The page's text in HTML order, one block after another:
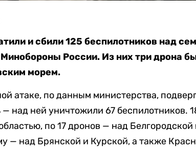
и сбили 125 беспилотников над
Минобороны России. Из них три дрона
морем.
атаке, по данным министерства,
— над ней уничтожили 67 беспилотников.
по 17 дронов — над Белгородской
— над Брянской и Курской, а также